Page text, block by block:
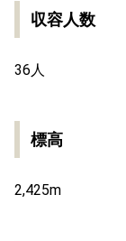
収容人数
36人
標高
2,425m